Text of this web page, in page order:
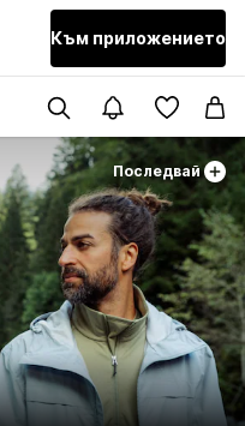
Към приложението
Последвай